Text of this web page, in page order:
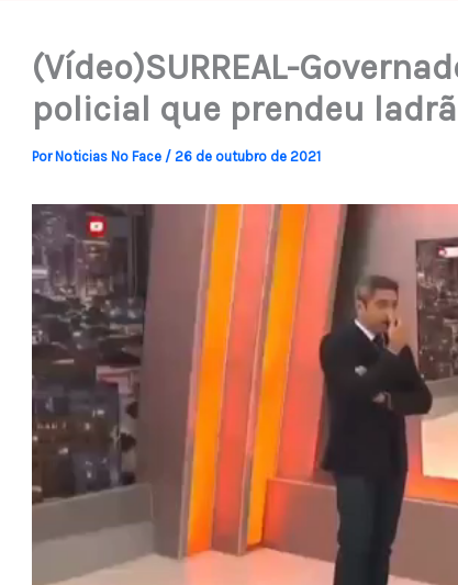
(Vídeo)SURREAL-
policial que prendeu
PorNoticias No Face / 26 de outubro de 2021